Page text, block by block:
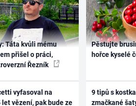
Táta kvůli mému
přišel o práci,
Řezník
vyfasoval na
let vězení, pak bude ze
Pěstujte
hořce kyselé
9 tipů s
zmačkané